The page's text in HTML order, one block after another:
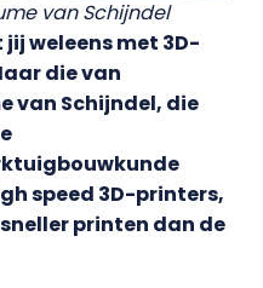
van Schijndel
weleens met 3D-
die van
van Schijndel, die
speed 3D-printers,
printen dan de